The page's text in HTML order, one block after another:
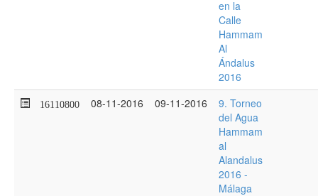
en la
Calle
Hammam
Al
Ándalus
2016
16110800 08-11-2016 09-11-2016
9. Torneo
del Agua
Hammam
al
Alandalus
2016 -
Málaga